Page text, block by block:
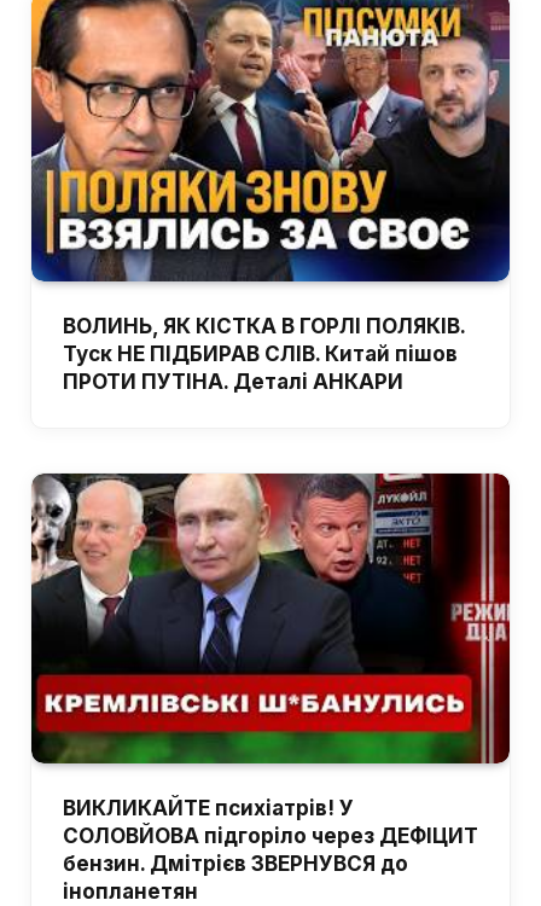
ВОЛИНЬ, ЯК КІСТКА В ГОРЛІ ПОЛЯКІВ.
Туск НЕ ПІДБИРАВ СЛІВ. Китай пішов
ПРОТИ ПУТІНА. Деталі АНКАРИ
ВИКЛИКАЙТЕ психіатрів! У
СОЛОВЙОВА підгоріло через ДЕФІЦИТ
бензин. Дмітрієв ЗВЕРНУВСЯ до
інопланетян